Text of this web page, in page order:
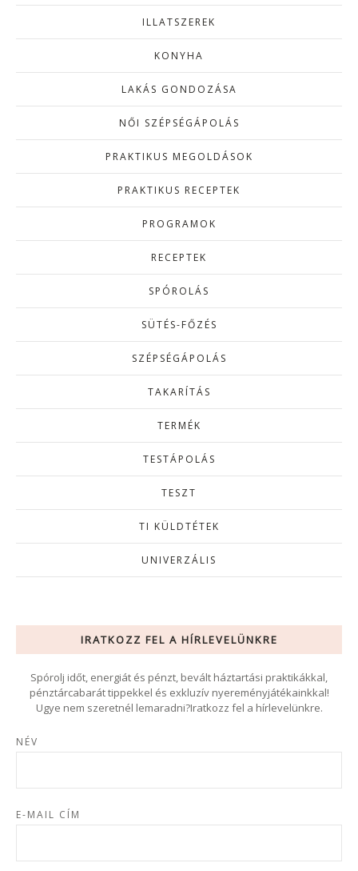
ILLATSZEREK
KONYHA
LAKÁS GONDOZÁSA
NŐI SZÉPSÉGÁPOLÁS
PRAKTIKUS MEGOLDÁSOK
PRAKTIKUS RECEPTEK
PROGRAMOK
RECEPTEK
SPÓROLÁS
SÜTÉS-FŐZÉS
SZÉPSÉGÁPOLÁS
TAKARÍTÁS
TERMÉK
TESTÁPOLÁS
TESZT
TI KÜLDTÉTEK
UNIVERZÁLIS
IRATKOZZ FEL A HÍRLEVELÜNKRE
Spórolj időt, energiát és pénzt, bevált háztartási praktikákkal,
pénztárcabarát tippekkel és exkluzív nyereményjátékainkkal!
Ugye nem szeretnél lemaradni?Iratkozz fel a hírlevelünkre.
NÉV
E-MAIL CÍM